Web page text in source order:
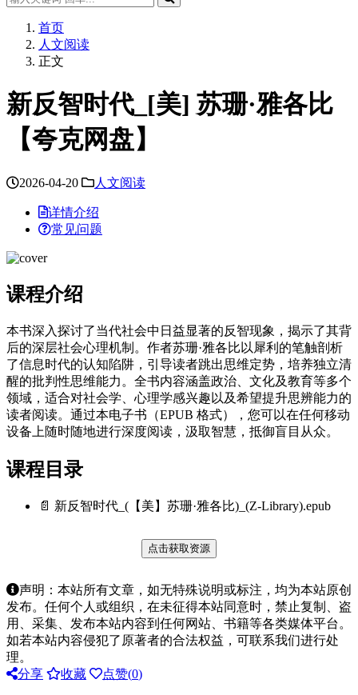
首页
人文阅读
正文
新反智时代_[美] 苏珊·雅各比
【夸克网盘】
2026-04-20 人文阅读
详情介绍
常见问题
课程介绍
本书深入探讨了当代社会中日益显著的反智现象，揭示了其背
后的深层社会心理机制。作者苏珊·雅各比以犀利的笔触剖析
了信息时代的认知陷阱，引导读者跳出思维定势，培养独立清
醒的批判性思维能力。全书内容涵盖政治、文化及教育等多个
领域，适合对社会学、心理学感兴趣以及希望提升思辨能力的
读者阅读。通过本电子书（EPUB 格式），您可以在任何移动
设备上随时随地进行深度阅读，汲取智慧，抵御盲目从众。
课程目录
📄 新反智时代_(【美】苏珊·雅各比)_(Z-Library).epub
点击获取资源
声明：本站所有文章，如无特殊说明或标注，均为本站原创
发布。任何个人或组织，在未征得本站同意时，禁止复制、盗
用、采集、发布本站内容到任何网站、书籍等各类媒体平台。
如若本站内容侵犯了原著者的合法权益，可联系我们进行处
理。
分享
收藏 点赞(0)